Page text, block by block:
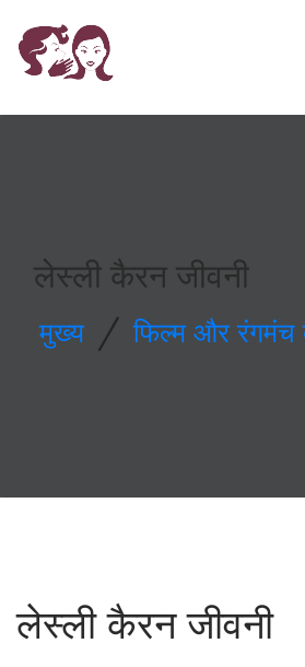
लेस्ली कैरन जीवनी
मुख्य / फिल्म और रंगमंच
लेस्ली कैरन जीवनी